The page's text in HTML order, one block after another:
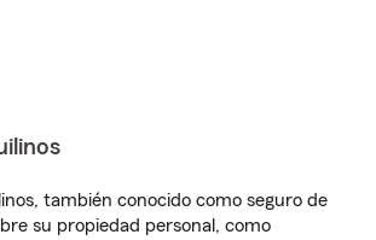
también conocido como seguro de
su propiedad personal, como